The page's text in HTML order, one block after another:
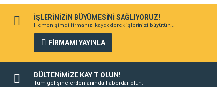
İŞLERİNİZİN BÜYÜMESİNİ SAĞLIYORUZ!
Hemen şimdi firmanızı kaydederek işlerinizi büyütün...
FİRMAMI YAYINLA
BÜLTENİMİZE KAYIT OLUN!
Tüm gelişmelerden anında haberdar olun.